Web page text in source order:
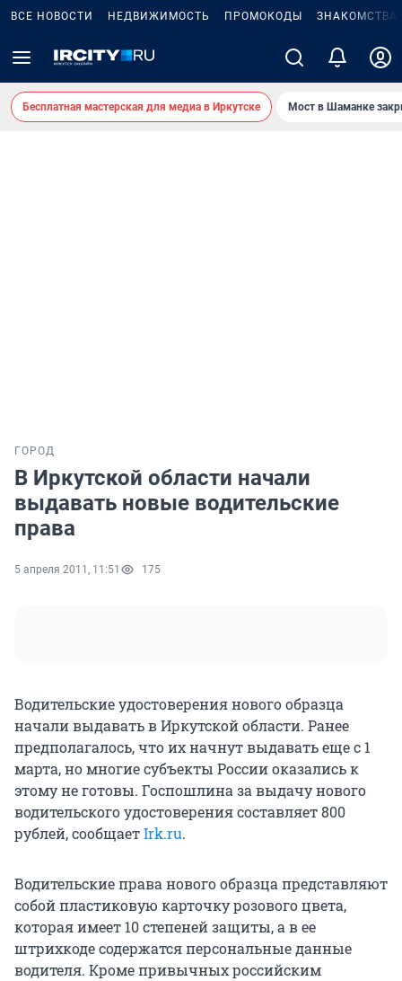
ВСЕ НОВОСТИ НЕДВИЖИМОСТЬ ПРОМОКОДЫ ЗНАКОМСТВА
Бесплатная мастерская для медиа в Иркутске Мост в Шаманке
ГОРОД
В Иркутской области начали
выдавать новые водительские
права
5 апреля 2011, 11:51 175
Водительские удостоверения нового образца
начали выдавать в Иркутской области. Ранее
предполагалось, что их начнут выдавать еще с 1
марта, но многие субъекты России оказались к
этому не готовы. Госпошлина за выдачу нового
водительского удостоверения составляет 800
рублей, сообщаетIrk.ru.
Водительские права нового образца представляют
собой пластиковую карточку розового цвета,
которая имеет 10 степеней защиты, а в ее
штрихкоде содержатся персональные данные
водителя. Кроме привычных российским